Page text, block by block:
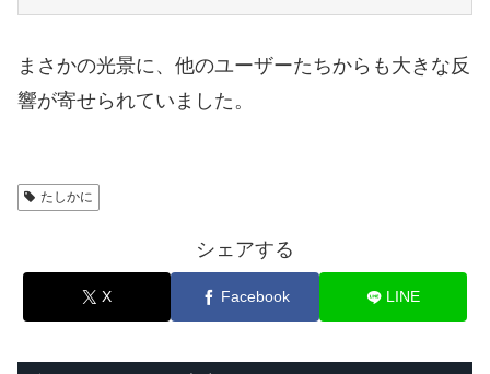
まさかの光景に、他のユーザーたちからも大きな反
響が寄せられていました。
たしかに
シェアする
X Facebook LINE